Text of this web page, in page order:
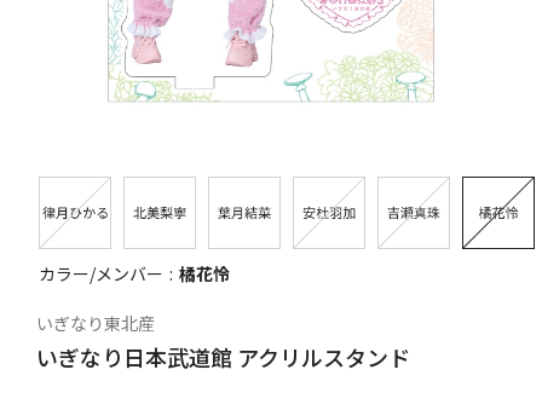
カラー/メンバー 橘花怜
いぎなり東北産
いぎなり日本武道館 アクリルスタンド